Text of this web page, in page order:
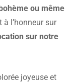
ou même
l’honneur sur
sur notre
joyeuse et